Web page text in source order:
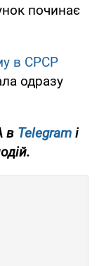
починає
в СРСР
одразу
в Telegram і